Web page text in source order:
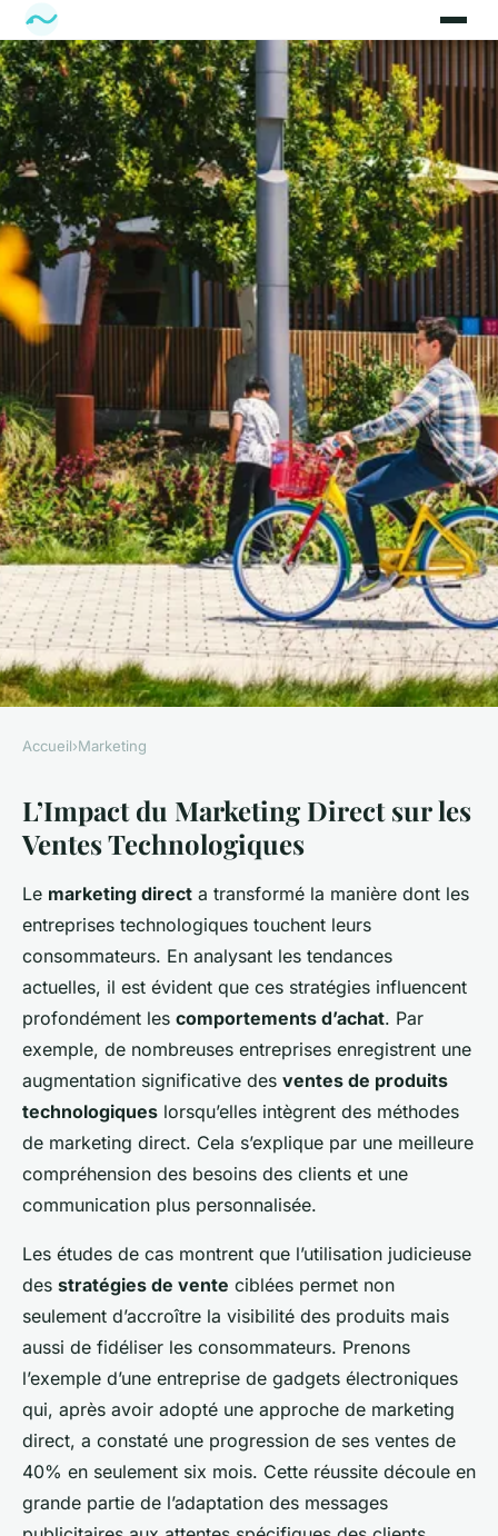
Découvrez Comment le
Marketing Direct
Révolutionne les Ventes de
Produits Informatiques
•24 avril 2025• 5 min de lecture
Accueil›Marketing
L’Impact du Marketing Direct sur les
Ventes Technologiques
Le marketing direct a transformé la manière dont les
entreprises technologiques touchent leurs
consommateurs. En analysant les tendances
actuelles, il est évident que ces stratégies influencent
profondément les comportements d’achat. Par
exemple, de nombreuses entreprises enregistrent une
augmentation significative des ventes de produits
technologiques lorsqu’elles intègrent des méthodes
de marketing direct. Cela s’explique par une meilleure
compréhension des besoins des clients et une
communication plus personnalisée.
Les études de cas montrent que l’utilisation judicieuse
des stratégies de vente ciblées permet non
seulement d’accroître la visibilité des produits mais
aussi de fidéliser les consommateurs. Prenons
l’exemple d’une entreprise de gadgets électroniques
qui, après avoir adopté une approche de marketing
direct, a constaté une progression de ses ventes de
40% en seulement six mois. Cette réussite découle en
grande partie de l’adaptation des messages